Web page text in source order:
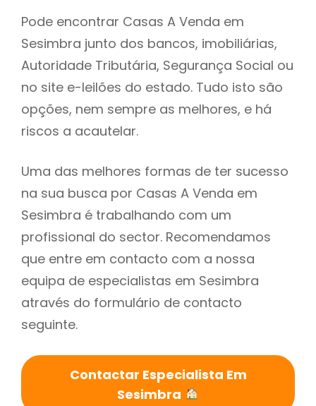
Pode encontrar Casas A Venda em
Sesimbra junto dos bancos, imobiliárias,
Autoridade Tributária, Segurança Social ou
no site e-leilões do estado. Tudo isto são
opções, nem sempre as melhores, e há
riscos a acautelar.
Uma das melhores formas de ter sucesso
na sua busca por Casas A Venda em
Sesimbra é trabalhando com um
profissional do sector. Recomendamos
que entre em contacto com a nossa
equipa de especialistas em Sesimbra
através do formulário de contacto
seguinte.
Contactar Especialista Em
Sesimbra